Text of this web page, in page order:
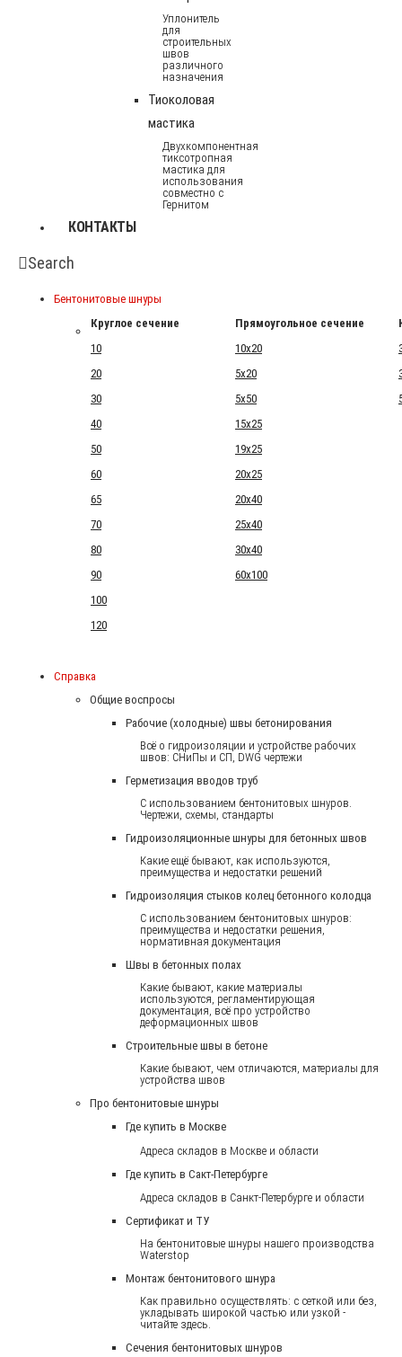
Уплонитель
для
строительных
швов
различного
назначения
Тиоколовая
мастика
Двухкомпонентная
тиксотропная
мастика для
использования
совместно с
Гернитом
КОНТАКТЫ
Search
Бентонитовые шнуры
Круглое сечение
Прямоугольное сечение
10
10x20
20
5x20
30
5x50
40
15x25
50
19x25
60
20x25
65
20x40
70
25x40
80
30x40
90
60x100
100
120
Справка
Общие воспросы
Рабочие (холодные) швы бетонирования
Всё о гидроизоляции и устройстве рабочих
швов: СНиПы и СП, DWG чертежи
Герметизация вводов труб
С использованием бентонитовых шнуров.
Чертежи, схемы, стандарты
Гидроизоляционные шнуры для бетонных швов
Какие ещё бывают, как используются,
преимущества и недостатки решений
Гидроизоляция стыков колец бетонного колодца
С использованием бентонитовых шнуров:
преимущества и недостатки решения,
нормативная документация
Швы в бетонных полах
Какие бывают, какие материалы
используются, регламентирующая
документация, всё про устройство
деформационных швов
Строительные швы в бетоне
Какие бывают, чем отличаются, материалы для
устройства швов
Про бентонитовые шнуры
Где купить в Москве
Адреса складов в Москве и области
Где купить в Сакт-Петербурге
Адреса складов в Санкт-Петербурге и области
Сертификат и ТУ
На бентонитовые шнуры нашего производства
Waterstop
Монтаж бентонитового шнура
Как правильно осуществлять: с сеткой или без,
укладывать широкой частью или узкой -
читайте здесь.
Сечения бентонитовых шнуров